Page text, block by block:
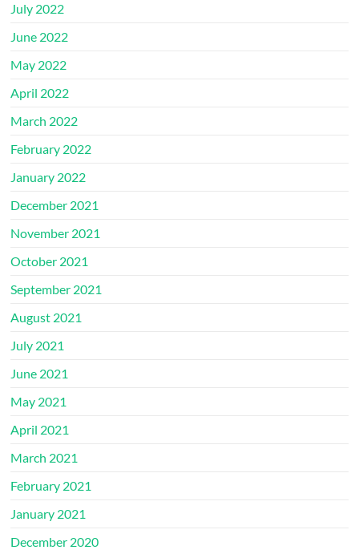
July 2022
June 2022
May 2022
April 2022
March 2022
February 2022
January 2022
December 2021
November 2021
October 2021
September 2021
August 2021
July 2021
June 2021
May 2021
April 2021
March 2021
February 2021
January 2021
December 2020